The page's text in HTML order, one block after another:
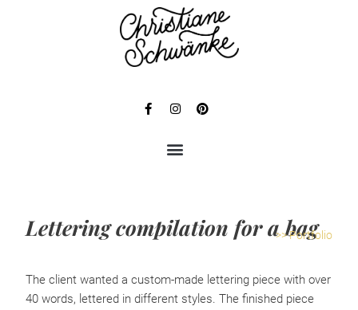
Lettering compilation for a bag
>> Portfolio
The client wanted a custom-made lettering piece with over
40 words, lettered in different styles. The finished piece